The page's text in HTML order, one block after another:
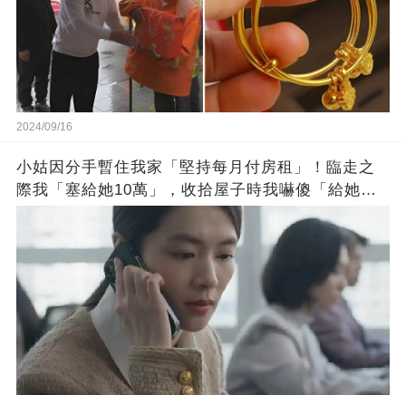
2024/09/16
小姑因分手暫住我家「堅持每月付房租」！臨走之
際我「塞給她10萬」，收拾屋子時我嚇傻「給她打